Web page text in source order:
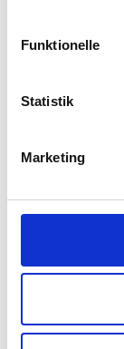
Funktionelle
Statistik
Marketing
med
forgænger en
første omgang
stifte
behandler
I teksten
klassifikation.
tonefald om
er særdeles
formen til at